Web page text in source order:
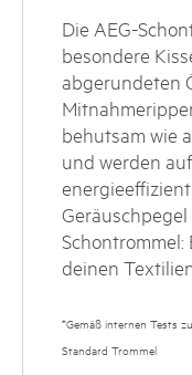
Die AEG-
besondere
abgerundeten
behutsam wie
und werden
deinen
*Gemäß internen Tests
Standard Trommel